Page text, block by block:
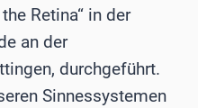
Retina“ in der
an der
durchgeführt.
Sinnessystemen